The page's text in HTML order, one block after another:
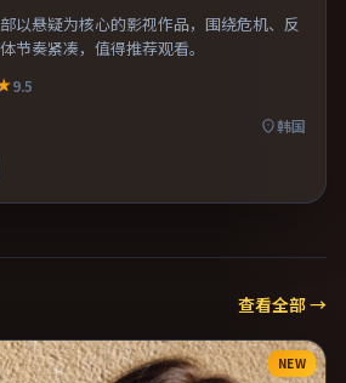
以悬疑为核心的影视作品，围绕危机、反
节奏紧凑，值得推荐观看。
9.5
韩国
查看全部 →
NEW